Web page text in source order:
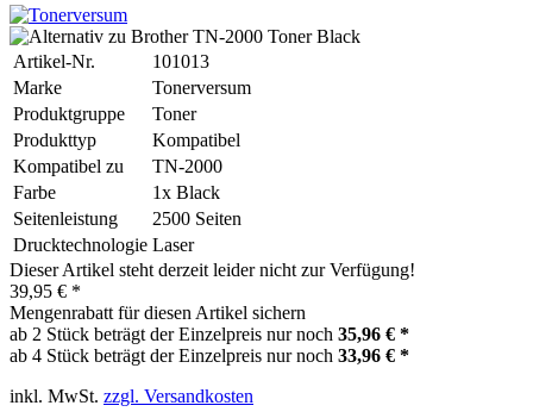
Artikel-Nr.
101013
Marke
Tonerversum
Produktgruppe
Toner
Produkttyp
Kompatibel
Kompatibel zu
TN-2000
Farbe
1x Black
Seitenleistung
2500 Seiten
Drucktechnologie Laser
Dieser Artikel steht derzeit leider nicht zur Verfügung!
39,95 € *
Mengenrabatt für diesen Artikel sichern
ab 2 Stück beträgt der Einzelpreis nur noch 35,96 € *
ab 4 Stück beträgt der Einzelpreis nur noch 33,96 € *
inkl. MwSt. zzgl. Versandkosten